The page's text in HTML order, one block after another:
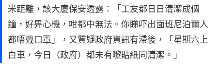
米距離，該大廈保安透露：「工友都日日清潔成個
鐘，好畀心機，咁都中無法。你睇吓出面班尼泊爾人
都唔戴口罩」，又質疑政府資訊有滯後，「星期六上
白車，今日（政府）都未有嚟貼紙同清潔。」